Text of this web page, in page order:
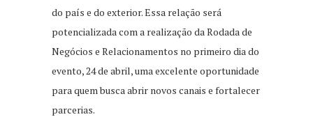
do país e do exterior. Essa relação será
potencializada com a realização da Rodada de
Negócios e Relacionamentos no primeiro dia do
evento, 24 de abril, uma excelente oportunidade
para quem busca abrir novos canais e fortalecer
parcerias.